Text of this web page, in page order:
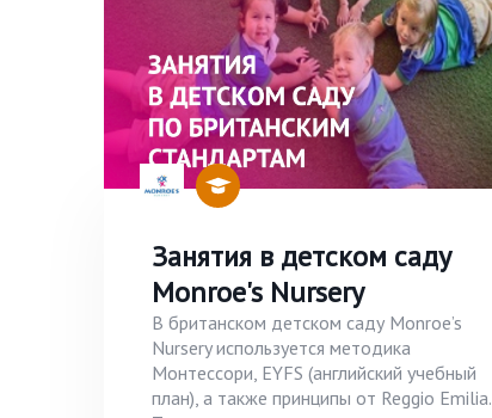
Занятия в детском саду
Monroe's Nursery
В британском детском саду Monroe’s
Nursery используется методика
Монтессори, EYFS (английский учебный
план), а также принципы от Reggio Emilia.